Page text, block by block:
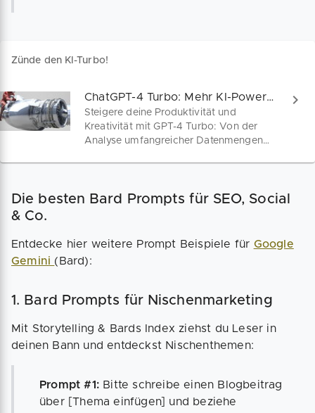
Zünde den KI-Turbo!
ChatGPT-4 Turbo: Mehr KI-Power für dein Business!
Steigere deine Produktivität und
Kreativität mit GPT-4 Turbo: Von der
Analyse umfangreicher Datenmengen
OpenAI.
Die besten Bard Prompts für SEO, Social
& Co.
Entdecke hier weitere Prompt Beispiele für Google
Gemini (Bard):
1. Bard Prompts für Nischenmarketing
Mit Storytelling & Bards Index ziehst du Leser in
deinen Bann und entdeckst Nischenthemen:
Prompt #1: Bitte schreibe einen Blogbeitrag
über [Thema einfügen] und beziehe